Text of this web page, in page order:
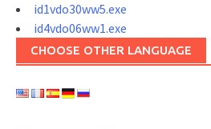
id1vdo30ww5.exe
id4vdo06ww1.exe
CHOOSE OTHER LANGUAGE